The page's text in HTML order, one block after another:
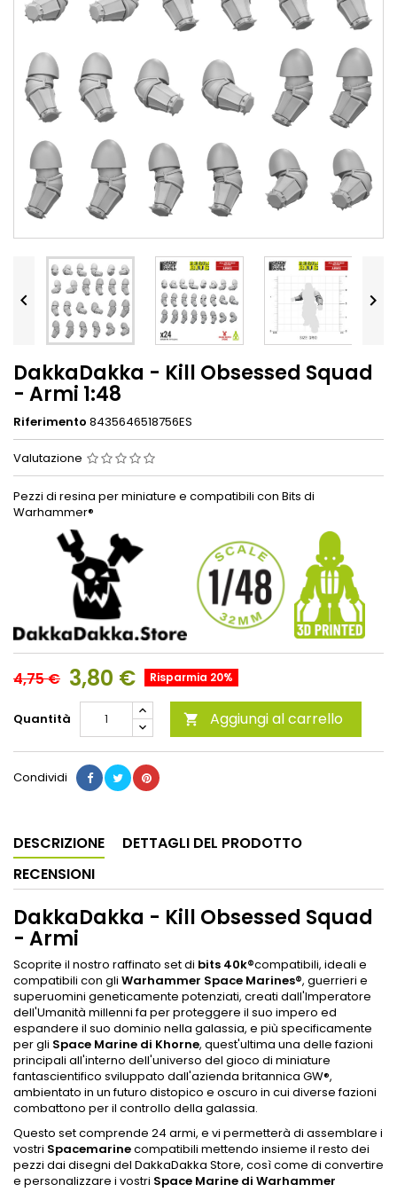
 
DakkaDakka - Kill Obsessed Squad
- Armi 1:48
Riferimento 8435646518756ES
Valutazione
Pezzi di resina per miniature e compatibili con Bits di
Warhammer®
4,75 € 3,80 € Risparmia 20%
Quantità  Aggiungi al carrello
Condividi
DESCRIZIONE
DETTAGLI DEL PRODOTTO
RECENSIONI
DakkaDakka - Kill Obsessed Squad
- Armi
Scoprite il nostro raffinato set di bits 40k®compatibili, ideali e
compatibili con gli Warhammer Space Marines®, guerrieri e
superuomini geneticamente potenziati, creati dall'Imperatore
dell'Umanità millenni fa per proteggere il suo impero ed
espandere il suo dominio nella galassia, e più specificamente
per gli Space Marine di Khorne, quest'ultima una delle fazioni
principali all'interno dell'universo del gioco di miniature
fantascientifico sviluppato dall'azienda britannica GW®,
ambientato in un futuro distopico e oscuro in cui diverse fazioni
combattono per il controllo della galassia.
Questo set comprende 24 armi, e vi permetterà di assemblare i
vostri Spacemarinecompatibili mettendo insieme il resto dei
pezzi dai disegni del DakkaDakka Store, così come di convertire
e personalizzare i vostri Space Marine di Warhammer